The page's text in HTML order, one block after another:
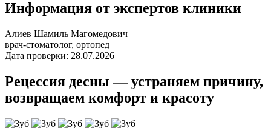
Информация от экспертов клиники
Алиев Шамиль Магомедович
врач-стоматолог, ортопед
Дата проверки: 28.07.2026
Рецессия десны — устраняем причину,
возвращаем комфорт и красоту